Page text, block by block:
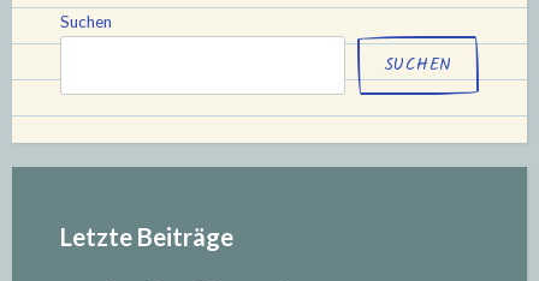
–
–
Dezember““
Suchen
SUCHEN
Letzte Beiträge